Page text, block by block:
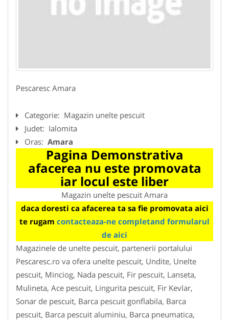
Pescaresc Amara
Categorie: Magazin unelte pescuit
Judet: Ialomita
Oras: Amara
Pagina Demonstrativa
afacerea nu este promovata
iar locul este liber
Magazin unelte pescuit Amara
daca doresti ca afacerea ta sa fie promovata aici
te rugam contacteaza-ne completand formularul
de aici
Magazinele de unelte pescuit, partenerii portalului
Pescaresc.ro va ofera unelte pescuit, Undite, Unelte
pescuit, Minciog, Nada pescuit, Fir pescuit, Lanseta,
Mulineta, Ace pescuit, Lingurita pescuit, Fir Kevlar,
Sonar de pescuit, Barca pescuit gonflabila, Barca
pescuit, Barca pescuit aluminiu, Barca pneumatica,